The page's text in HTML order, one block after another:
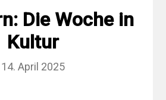
Die Woche in
Kultur
14. April 2025